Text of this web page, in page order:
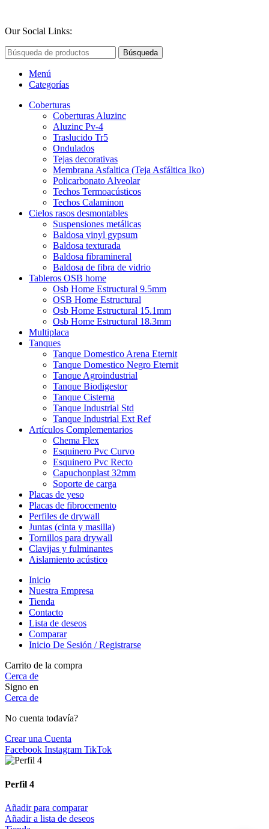
Our Social Links:
Búsqueda
Menú
Categorías
Coberturas
Coberturas Aluzinc
Aluzinc Pv-4
Traslucido Tr5
Ondulados
Tejas decorativas
Membrana Asfaltica (Teja Asfáltica Iko)
Policarbonato Alveolar
Techos Termoacústicos
Techos Calaminon
Cielos rasos desmontables
Suspensiones metálicas
Baldosa vinyl gypsum
Baldosa texturada
Baldosa fibramineral
Baldosa de fibra de vidrio
Tableros OSB home
Osb Home Estructural 9.5mm
OSB Home Estructural
Osb Home Estructural 15.1mm
Osb Home Estructural 18.3mm
Multiplaca
Tanques
Tanque Domestico Arena Eternit
Tanque Domestico Negro Eternit
Tanque Agroindustrial
Tanque Biodigestor
Tanque Cisterna
Tanque Industrial Std
Tanque Industrial Ext Ref
Artículos Complementarios
Chema Flex
Esquinero Pvc Curvo
Esquinero Pvc Recto
Capuchonplast 32mm
Soporte de carga
Placas de yeso
Placas de fibrocemento
Perfiles de drywall
Juntas (cinta y masilla)
Tornillos para drywall
Clavijas y fulminantes
Aislamiento acústico
Inicio
Nuestra Empresa
Tienda
Contacto
Lista de deseos
Comparar
Inicio De Sesión / Registrarse
Carrito de la compra
Cerca de
Signo en
Cerca de
No cuenta todavía?
Crear una Cuenta
Facebook Instagram TikTok
Perfil 4
Añadir para comparar
Añadir a lista de deseos